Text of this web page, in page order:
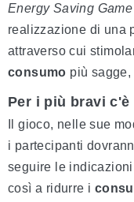
Energy Saving
realizzazione di una
attraverso cui
consumo più
Per i più bravi
Il gioco, nelle sue
i partecipanti
seguire le
così a ridurre i